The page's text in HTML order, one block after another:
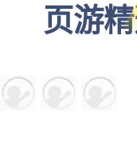
页游